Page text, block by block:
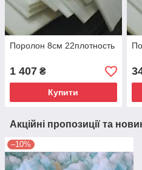
Поролон 8см 22плотность
1 407 ₴
Купити
Акційні пропозиції та
–10%